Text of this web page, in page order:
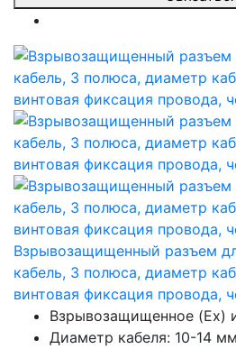
Взрывозащищенный разъем
кабель, 3 полюса, диаметр
винтовая фиксация провода,
Взрывозащищенное (Ex)
Диаметр кабеля: 10-14 мм